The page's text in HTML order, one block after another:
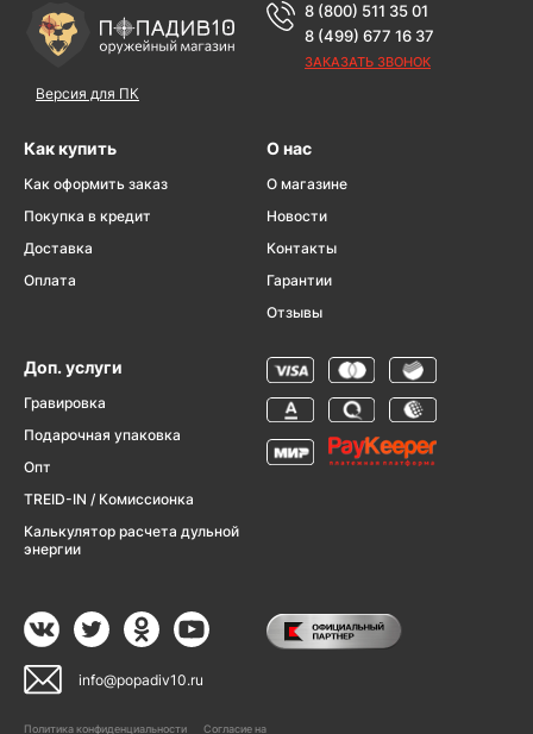
Версия для ПК
8 (800) 511 35 01
8 (499) 677 16 37
ЗАКАЗАТЬ ЗВОНОК
Как купить
Как оформить заказ
Покупка в кредит
Доставка
Оплата
О нас
О магазине
Новости
Контакты
Гарантии
Отзывы
Доп. услуги
Гравировка
Подарочная упаковка
Опт
TREID-IN / Комиссионка
Калькулятор расчета дульной
энергии
info@popadiv10.ru
Политика конфиденциальности Согласие на